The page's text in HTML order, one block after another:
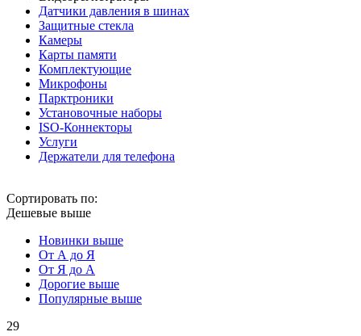
Датчики давления в шинах
Защитные стекла
Камеры
Карты памяти
Комплектующие
Микрофоны
Парктроники
Установочные наборы
ISO-Коннекторы
Услуги
Держатели для телефона
Сортировать по:
Дешевые выше
Новинки выше
От А до Я
От Я до А
Дорогие выше
Популярные выше
29